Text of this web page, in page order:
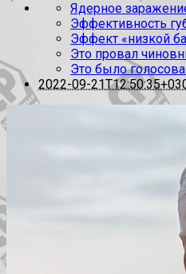
Ядерное
Эффективность
Эффект «низкой
Это провал
Это было
2022-09-